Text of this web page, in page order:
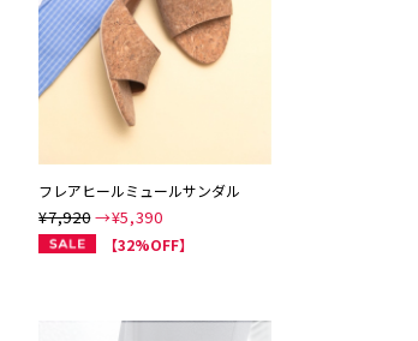
フレアヒールミュールサンダル
¥7,920→¥5,390
【32%OFF】